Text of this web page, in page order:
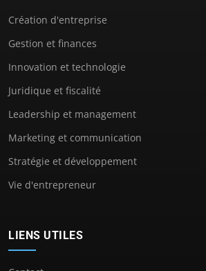
Création d'entreprise
Gestion et finances
Innovation et technologie
Juridique et fiscalité
Leadership et management
Marketing et communication
Stratégie et développement
Vie d'entrepreneur
LIENS UTILES